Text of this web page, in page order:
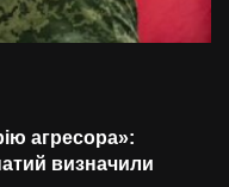
агресора»:
визначили